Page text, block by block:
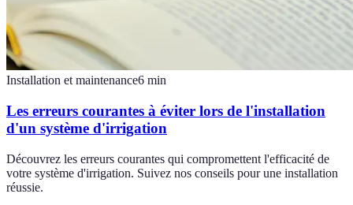
Installation et maintenance6 min
Les erreurs courantes à éviter lors de l'installation
d'un système d'irrigation
Découvrez les erreurs courantes qui compromettent l'efficacité de
votre système d'irrigation. Suivez nos conseils pour une installation
réussie.